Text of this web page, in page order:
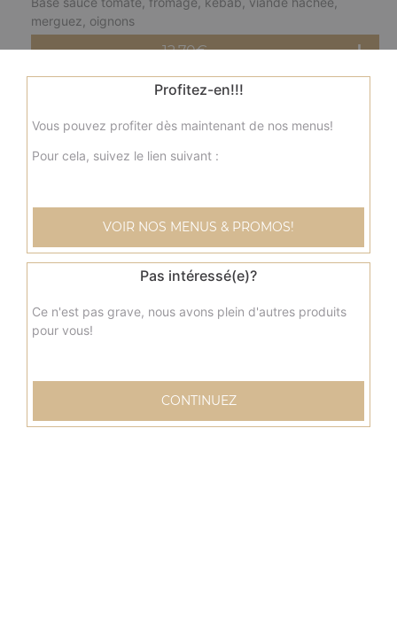
merguez, oignons
12.70€
Base crème fraîche, fromage, blanc de poulet, pommes
de terre, champignons, olives
nordique moyenne
Base crème fraîche, fromage, saumon, olives
12.70€
Profitez-en!!!
Vous pouvez profiter dès maintenant de nos menus!
Pour cela, suivez le lien suivant :
VOIR NOS MENUS & PROMOS!
Pas intéressé(e)?
Ce n'est pas grave, nous avons plein d'autres produits
pour vous!
CONTINUEZ